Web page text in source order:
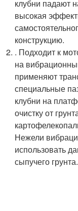
клубни падают
высокая
конструкцию.
. Подходит к
на
применяют
специальные
клубни на
очистку от
Нежели
использовать
сыпучего грунта.